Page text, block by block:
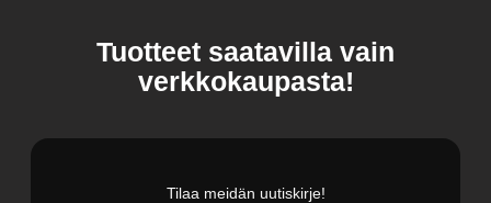
Tuotteet saatavilla vain
verkkokaupasta!
Tilaa meidän uutiskirje!